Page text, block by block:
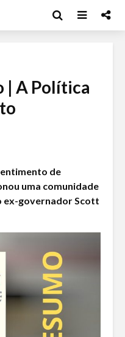
| A Política
de
uma comunidade
ex-governador Scott